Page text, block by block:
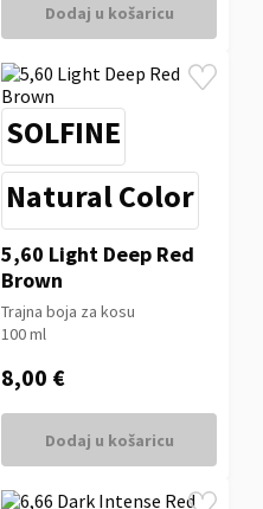
Dodaj u košaricu
SOLFINE
Natural Color
5,60 Light Deep Red
Brown
Trajna boja za kosu
100 ml
8,00 €
Dodaj u košaricu